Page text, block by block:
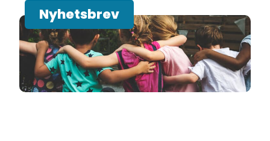
Nyhetsbrev